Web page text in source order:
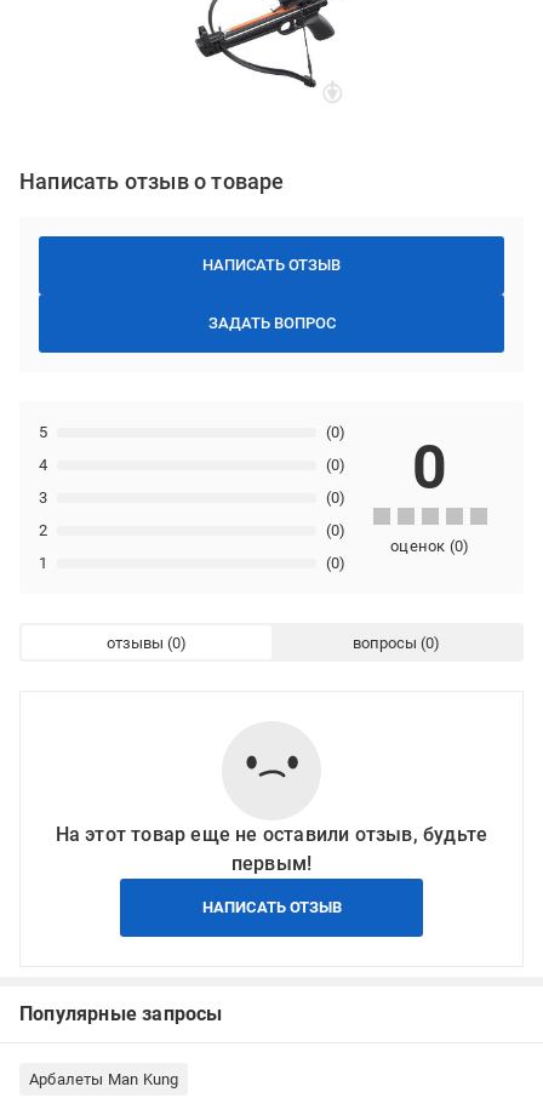
Написать отзыв о товаре
НАПИСАТЬ ОТЗЫВ
ЗАДАТЬ ВОПРОС
1 (0)
2 (0)
3 (0)
4 (0)
5 (0)
0
оценок (0)
отзывы вопросы
На этот товар еще не оставили отзыв, будьте
первым!
НАПИСАТЬ ОТЗЫВ
Популярные запросы
Арбалеты Man Kung